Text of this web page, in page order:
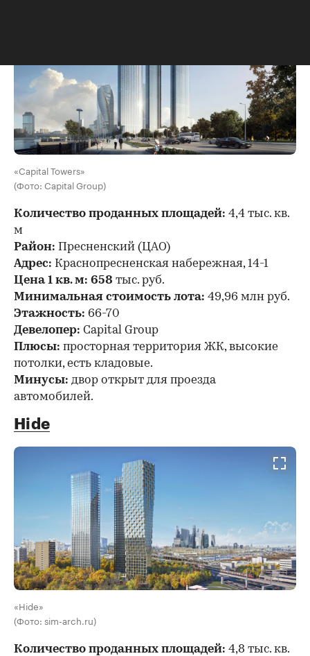
«Capital Towers»
(Фото: Capital Group)
Количество проданных площадей: 4,4 тыс. кв.
м
Район: Пресненский (ЦАО)
Адрес: Краснопресненская набережная, 14-1
Цена 1 кв. м: 658 тыс. руб.
Минимальная стоимость лота: 49,96 млн руб.
Этажность: 66-70
Девелопер: Capital Group
Плюсы: просторная территория ЖК, высокие
потолки, есть кладовые.
Минусы: двор открыт для проезда
автомобилей.
Hide
«Hide»
(Фото: sim-arch.ru)
Количество проданных площадей: 4,8 тыс. кв.